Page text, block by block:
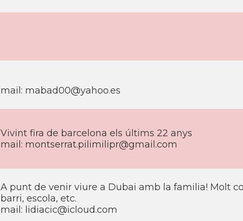
mail: mabad00@yahoo.es
Vivint fira de barcelona els últims 22 anys
mail: montserrat.pilimilipr@gmail.com
A punt de venir viure a Dubai amb la familia! Molt
barri, escola, etc.
mail: lidiacic@icloud.com